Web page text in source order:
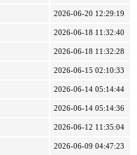
2026-06-20 12:29:19
2026-06-18 11:32:40
2026-06-18 11:32:28
2026-06-15 02:10:33
2026-06-14 05:14:44
2026-06-14 05:14:36
2026-06-12 11:35:04
2026-06-09 04:47:23